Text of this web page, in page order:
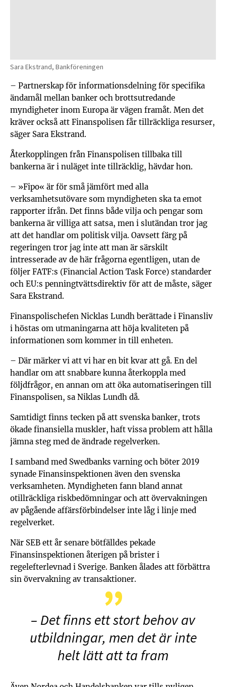
Sara Ekstrand, Bankföreningen
– Partnerskap för informationsdelning för specifika
ändamål mellan banker och brottsutredande
myndigheter inom Europa är vägen framåt. Men det
kräver också att Finanspolisen får tillräckliga resurser,
säger Sara Ekstrand.
Återkopplingen från Finanspolisen tillbaka till
bankerna är i nuläget inte tillräcklig, hävdar hon.
– »Fipo« är för små jämfört med alla
verksamhetsutövare som myndigheten ska ta emot
rapporter ifrån. Det finns både vilja och pengar som
bankerna är villiga att satsa, men i slutändan tror jag
att det handlar om politisk vilja. Oavsett färg på
regeringen tror jag inte att man är särskilt
intresserade av de här frågorna egentligen, utan de
följer FATF:s (Financial Action Task Force) standarder
och EU:s penningtvättsdirektiv för att de måste, säger
Sara Ekstrand.
Finanspolischefen Nicklas Lundh berättade i Finansliv
i höstas om utmaningarna att höja kvaliteten på
informationen som kommer in till enheten.
– Där märker vi att vi har en bit kvar att gå. En del
handlar om att snabbare kunna återkoppla med
följdfrågor, en annan om att öka automatiseringen till
Finanspolisen, sa Niklas Lundh då.
Samtidigt finns tecken på att svenska banker, trots
ökade finansiella muskler, haft vissa problem att hålla
jämna steg med de ändrade regelverken.
I samband med Swedbanks varning och böter 2019
synade Finansinspektionen även den svenska
verksamheten. Myndigheten fann bland annat
otillräckliga riskbedömningar och att övervakningen
av pågående affärsförbindelser inte låg i linje med
regelverket.
När SEB ett år senare bötfälldes pekade
Finansinspektionen återigen på brister i
regelefterlevnad i Sverige. Banken ålades att förbättra
sin övervakning av transaktioner.
– Det finns ett stort behov av
utbildningar, men det är inte
helt lätt att ta fram